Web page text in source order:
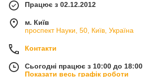
Працює з 02.12.2012
м. Київ
проспект Науки, 50, Київ, Україна
Контакти
Сьогодні працює з 10:00 до 18:00
Показати весь графік роботи